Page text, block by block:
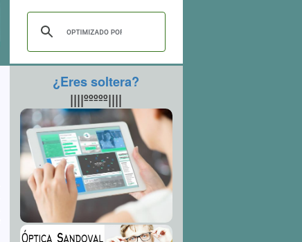
¿Eres soltera?
||||ººººº||||